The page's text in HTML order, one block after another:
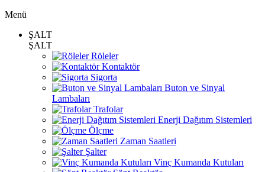
Menü
ŞALT
ŞALT
Röleler
Kontaktör
Sigorta
Buton ve Sinyal
Lambaları
Trafolar
Enerji Dağıtım Sistemleri
Ölçme
Zaman Saatleri
Şalter
Vinç Kumanda Kutuları